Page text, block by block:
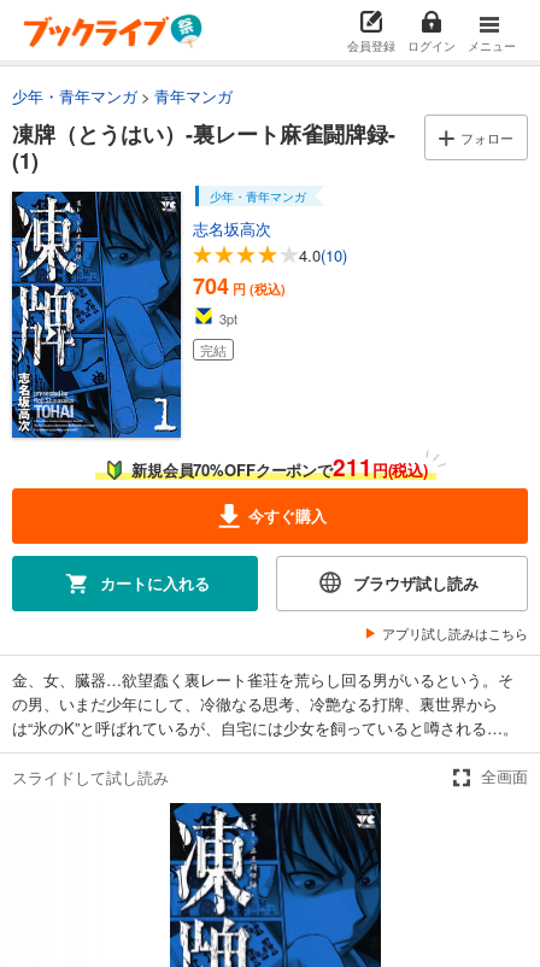
会員登録 ログイン メニュー
少年・青年マンガ 青年マンガ
凍牌（とうはい）-裏レート麻雀闘牌録-
(1)
フォロー
少年・青年マンガ
志名坂高次
4.0(10)
704 円 (税込)
3pt
完結
新規会員70%OFFクーポンで211円(税込)
今すぐ購入
カートに入れる ブラウザ試し読み
アプリ試し読みはこちら
金、女、臓器…欲望蠢く裏レート雀荘を荒らし回る男がいるという。そ
の男、いまだ少年にして、冷徹なる思考、冷艶なる打牌、裏世界から
は“氷のK”と呼ばれているが、自宅には少女を飼っていると噂される…。
スライドして試し読み 全画面